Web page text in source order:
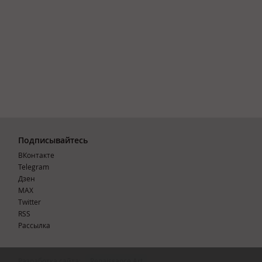
Подписывайтесь
ВКонтакте
Telegram
Дзен
MAX
Тwitter
RSS
Рассылка